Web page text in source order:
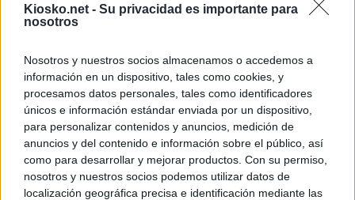
Kiosko.net - Su privacidad es importante para
nosotros
Nosotros y nuestros socios almacenamos o accedemos a
información en un dispositivo, tales como cookies, y
procesamos datos personales, tales como identificadores
únicos e información estándar enviada por un dispositivo,
para personalizar contenidos y anuncios, medición de
anuncios y del contenido e información sobre el público, así
como para desarrollar y mejorar productos. Con su permiso,
nosotros y nuestros socios podemos utilizar datos de
localización geográfica precisa e identificación mediante las